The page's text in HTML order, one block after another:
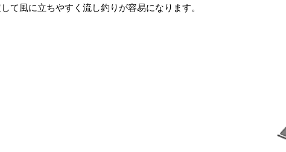
て風に立ちやすく流し釣りが容易になります。